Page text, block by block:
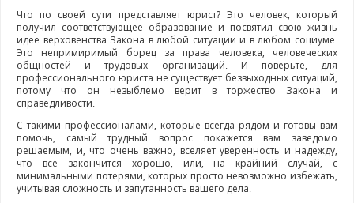
Что по своей сути представляет юрист? Это человек, который
получил соответствующее образование и посвятил свою жизнь
идее верховенства Закона в любой ситуации и в любом социуме.
Это непримиримый борец за права человека, человеческих
общностей и трудовых организаций. И поверьте, для
профессионального юриста не существует безвыходных ситуаций,
потому что он незыблемо верит в торжество Закона и
справедливости.
С такими профессионалами, которые всегда рядом и готовы вам
помочь, самый трудный вопрос покажется вам заведомо
решаемым, и, что очень важно, вселяет уверенность и надежду,
что все закончится хорошо, или, на крайний случай, с
минимальными потерями, которых просто невозможно избежать,
учитывая сложность и запутанность вашего дела.